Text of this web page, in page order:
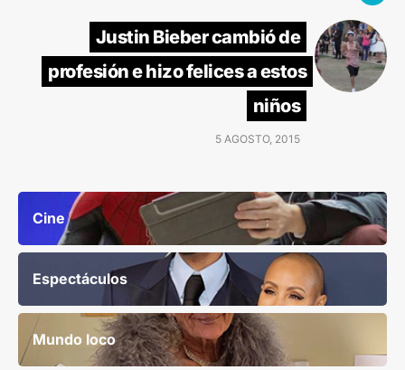
Justin Bieber cambió de
profesión e hizo felices a estos
niños
5 AGOSTO, 2015
Cine
Espectáculos
Mundo loco